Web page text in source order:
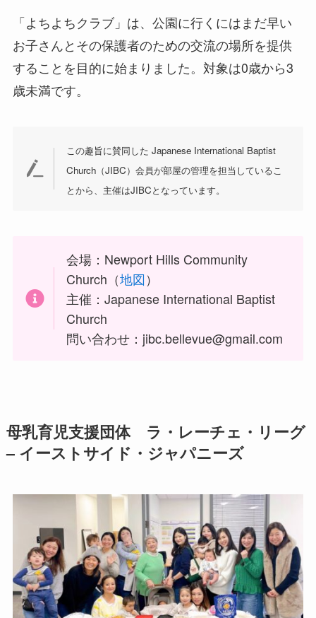
「よちよちクラブ」は、公園に行くにはまだ早い
お子さんとその保護者のための交流の場所を提供
することを目的に始まりました。対象は0歳から3
歳未満です。
この趣旨に賛同した Japanese International Baptist
Church（JIBC）会員が部屋の管理を担当しているこ
とから、主催はJIBCとなっています。
会場：Newport Hills Community
Church（地図）
主催：Japanese International Baptist
Church
問い合わせ：jibc.bellevue@gmail.com
母乳育児支援団体 ラ・レーチェ・リーグ
– イーストサイド・ジャパニーズ